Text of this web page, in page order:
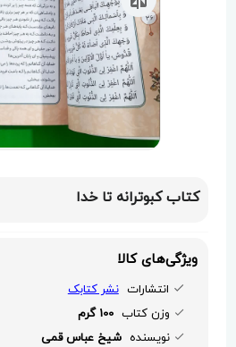
کتاب کبوترانه تا خدا
ویژگی‌های کالا
انتشارات نشر کتابک
وزن کتاب 100 گرم
نویسنده شیخ عباس قمی